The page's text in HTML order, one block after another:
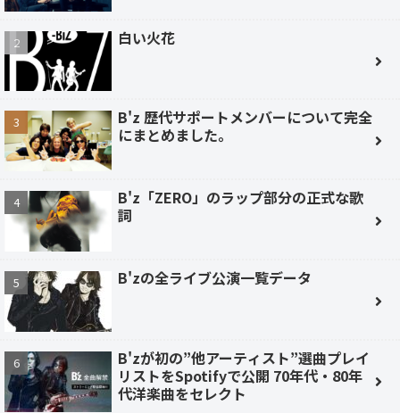
白い火花
B'z 歴代サポートメンバーについて完全
にまとめました。
B'z「ZERO」のラップ部分の正式な歌
詞
B'zの全ライブ公演一覧データ
B'zが初の”他アーティスト”選曲プレイ
リストをSpotifyで公開 70年代・80年
代洋楽曲をセレクト